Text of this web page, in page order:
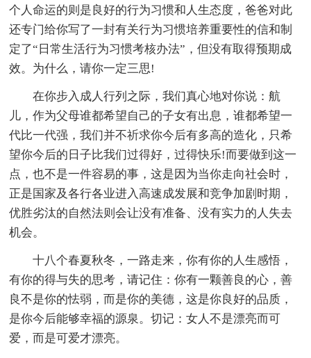
个人命运的则是良好的行为习惯和人生态度，爸爸对此
还专门给你写了一封有关行为习惯培养重要性的信和制
定了“日常生活行为习惯考核办法”，但没有取得预期成
效。为什么，请你一定三思!
在你步入成人行列之际，我们真心地对你说：航
儿，作为父母谁都希望自己的子女有出息，谁都希望一
代比一代强，我们并不祈求你今后有多高的造化，只希
望你今后的日子比我们过得好，过得快乐!而要做到这一
点，也不是一件容易的事，这是因为当你走向社会时，
正是国家及各行各业进入高速成发展和竞争加剧时期，
优胜劣汰的自然法则会让没有准备、没有实力的人失去
机会。
十八个春夏秋冬，一路走来，你有你的人生感悟，
有你的得与失的思考，请记住：你有一颗善良的心，善
良不是你的怯弱，而是你的美德，这是你良好的品质，
是你今后能够幸福的源泉。切记：女人不是漂亮而可
爱，而是可爱才漂亮。